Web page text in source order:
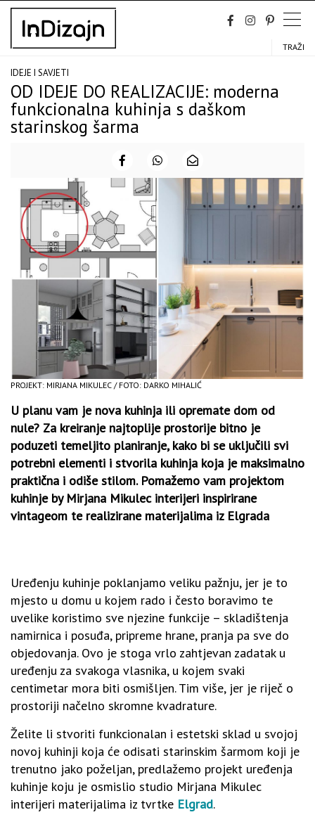
Skip
content
TRAŽI
IDEJE I SAVJETI
OD IDEJE DO REALIZACIJE: moderna
funkcionalna kuhinja s daškom
starinskog šarma
PROJEKT: MIRJANA MIKULEC / FOTO: DARKO MIHALIĆ
U planu vam je nova kuhinja ili opremate dom od
nule? Za kreiranje najtoplije prostorije bitno je
poduzeti temeljito planiranje, kako bi se uključili svi
potrebni elementi i stvorila kuhinja koja je maksimalno
praktična i odiše stilom. Pomažemo vam projektom
kuhinje by Mirjana Mikulec interijeri inspirirane
vintageom te realizirane materijalima iz Elgrada
Uređenju kuhinje poklanjamo veliku pažnju, jer je to
mjesto u domu u kojem rado i često boravimo te
uvelike koristimo sve njezine funkcije – skladištenja
namirnica i posuđa, pripreme hrane, pranja pa sve do
objedovanja. Ovo je stoga vrlo zahtjevan zadatak u
uređenju za svakoga vlasnika, u kojem svaki
centimetar mora biti osmišljen. Tim više, jer je riječ o
prostoriji načelno skromne kvadrature.
Želite li stvoriti funkcionalan i estetski sklad u svojoj
novoj kuhinji koja će odisati starinskim šarmom koji je
trenutno jako poželjan, predlažemo projekt uređenja
kuhinje koju je osmislio studio Mirjana Mikulec
interijeri materijalima iz tvrtke Elgrad.